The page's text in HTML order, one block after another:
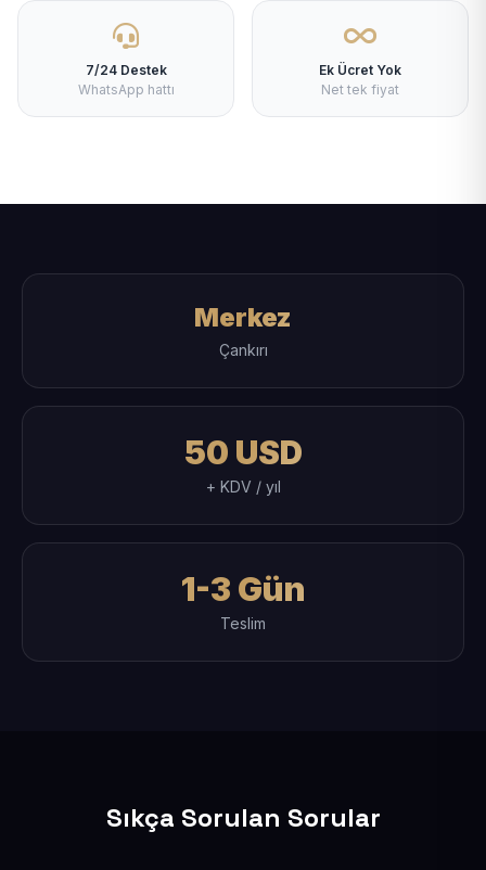
7/24 Destek
WhatsApp hattı
Ek Ücret Yok
Net tek fiyat
Merkez
Çankırı
50 USD
+ KDV / yıl
1-3 Gün
Teslim
Sıkça Sorulan Sorular